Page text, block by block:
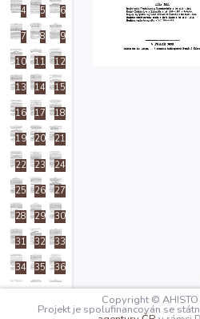
Autoři
Nápověda
4 5 6
7 8 9
10 11 12
13 14 15
16 17 18
19 20 21
22 23 24
25 26 27
28 29 30
31 32 33
34 35 36
Copyright ©
Projekt je spolufinancován se